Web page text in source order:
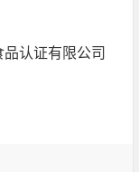
有限公司